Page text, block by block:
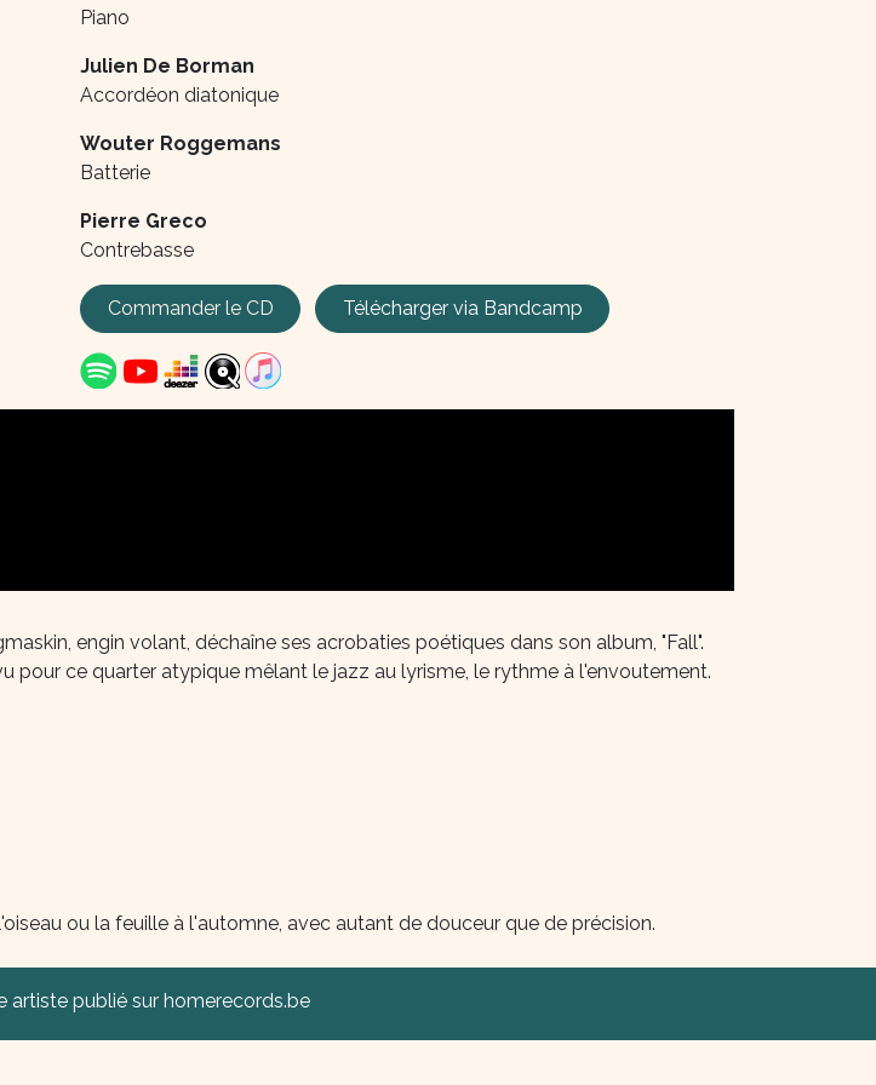
Piano
Julien De Borman
Accordéon diatonique
Wouter Roggemans
Batterie
Pierre Greco
Contrebasse
Commander le CD Télécharger via Bandcamp
engin volant, déchaîne ses acrobaties poétiques dans son album, "Fall".
pour ce quarter atypique mêlant le jazz au lyrisme, le rythme à l'envoutement.
ou la feuille à l'automne, avec autant de douceur que de précision.
artiste publié sur homerecords.be